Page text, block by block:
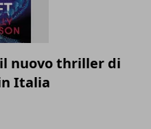
nuovo thriller di
Italia